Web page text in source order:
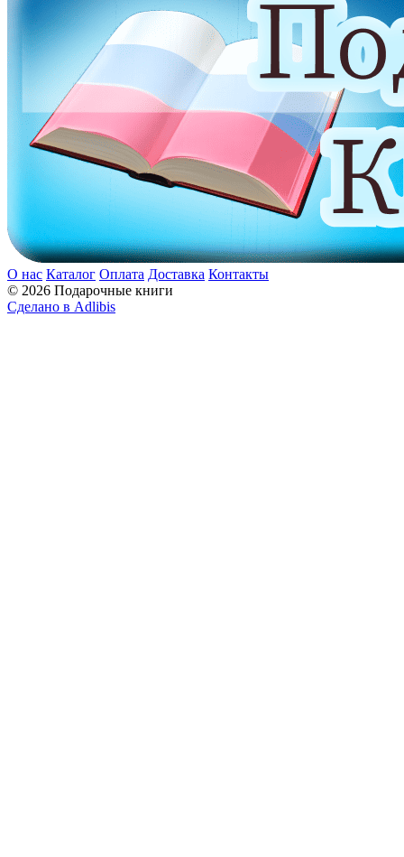
О нас Каталог Оплата Доставка Контакты
© 2026 Подарочные книги
Сделано в Adlibis